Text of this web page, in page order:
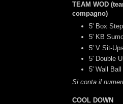
TEAM WOD (
compagno)
5' Box
5' KB
5' V Sit-Ups
5' Double
5' Wall
Si conta il
COOL DOWN